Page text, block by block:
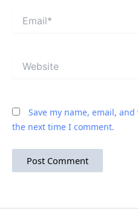
Save my name, email,
the next time I comment.